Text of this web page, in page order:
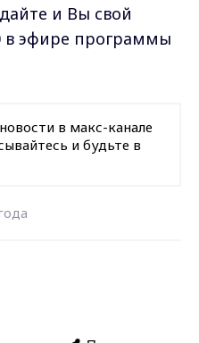
и Вы свой
в эфире программы
в макс-канале
и будьте в